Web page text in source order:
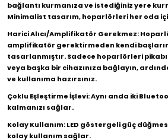
bağlantı kurmanıza ve istediğiniz yere
Minimalist tasarım, hoparlörleri her oda
Harici Alıcı/Amplifikatör Gerekmez:
amplifikatör gerektirmeden kendi
tasarlanmıştır. Sadece hoparlörleri
veya başka bir cihazınıza bağlayın,
ve kullanıma hazırsınız.
Çoklu Eşleştirme İşlevi: Aynı anda iki
kalmanızı sağlar.
Kolay Kullanım: LED göstergeli güç
kolay kullanım sağlar.